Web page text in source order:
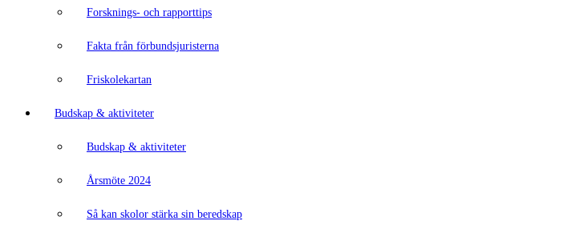
Forsknings- och rapporttips
Fakta från förbundsjuristerna
Friskolekartan
Budskap & aktiviteter
Budskap & aktiviteter
Årsmöte 2024
Så kan skolor stärka sin beredskap